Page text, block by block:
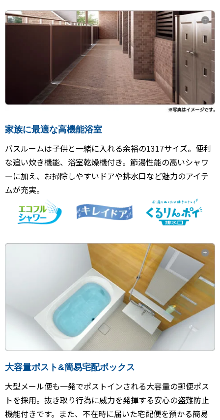
家族に最適な高機能浴室
バスルームは子供と一緒に入れる余裕の1317サイズ。便利
な追い炊き機能、浴室乾燥機付き。節湯性能の高いシャワ
ーに加え、お掃除しやすいドアや排水口など魅力のアイテ
ムが充実。
大容量ポスト&簡易宅配ボックス
大型メール便も一発でポストインされる大容量の郵便ポス
トを採用。抜き取り行為に威力を発揮する安心の盗難防止
機能付きです。また、不在時に届いた宅配便を預かる簡易